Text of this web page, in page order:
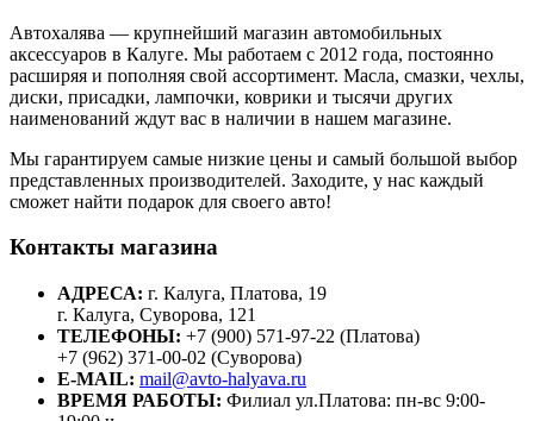
Автохалява — крупнейший магазин автомобильных
аксессуаров в Калуге. Мы работаем с 2012 года, постоянно
расширяя и пополняя свой ассортимент. Масла, смазки, чехлы,
диски, присадки, лампочки, коврики и тысячи других
наименований ждут вас в наличии в нашем магазине.
Мы гарантируем самые низкие цены и самый большой выбор
представленных производителей. Заходите, у нас каждый
сможет найти подарок для своего авто!
Контакты магазина
АДРЕСА: г. Калуга, Платова, 19
г. Калуга, Суворова, 121
ТЕЛЕФОНЫ: +7 (900) 571-97-22 (Платова)
+7 (962) 371-00-02 (Суворова)
E-MAIL: mail@avto-halyava.ru
ВРЕМЯ РАБОТЫ: Филиал ул.Платова: пн-вс 9:00-